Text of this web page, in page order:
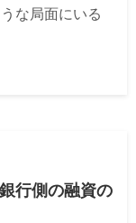
な局面にいる
行側の融資の